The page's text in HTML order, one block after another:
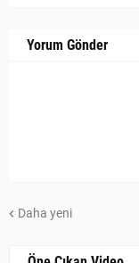
Yorum Gönder
Daha yeni